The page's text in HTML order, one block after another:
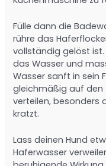
Fülle dann die
rühre das
vollständig gelöst ist.
das Wasser und
Wasser sanft in sein
gleichmäßig auf den
verteilen, besonders
kratzt.
Lass deinen Hund
Haferwasser